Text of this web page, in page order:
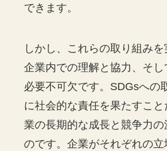
できます。
しかし、これらの取り組みを
企業内での理解と協力、そ
必要不可欠です。SDGsへの
に社会的な責任を果たすこ
業の長期的な成長と競争力の
のです。企業がそれぞれの立